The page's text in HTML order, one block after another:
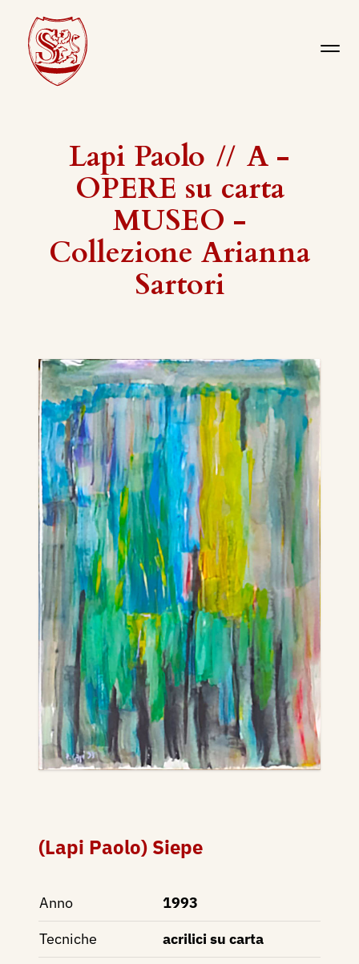
Lapi Paolo // A -
OPERE su carta
MUSEO -
Collezione Arianna
Sartori
(Lapi Paolo) Siepe
Anno
1993
Tecniche
acrilici su carta